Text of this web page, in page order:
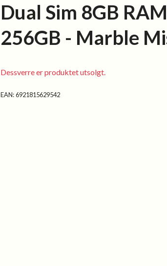
Dual Sim 8GB RAM
256GB - Marble
Dessverre er produktet utsolgt.
EAN:6921815629542